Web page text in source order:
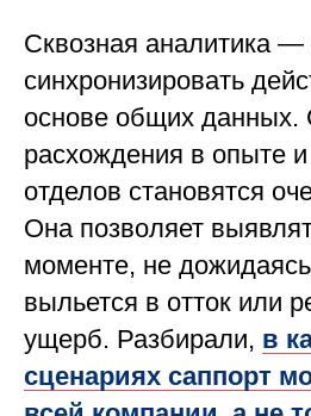
Сквозная аналитика —
синхронизировать
основе общих данных.
расхождения в опыте и
отделов становятся
Она позволяет
моменте, не
выльется в отток или
ущерб. Разбирали, в
сценариях саппорт